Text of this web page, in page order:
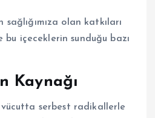
olan katkıları
içeceklerin sunduğu bazı
Kaynağı
serbest radikallerle